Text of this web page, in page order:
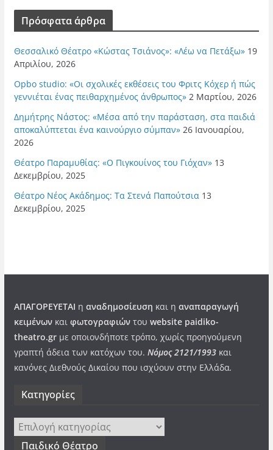
Πρόσφατα άρθρα
Θεσσαλικό Θέατρο «Κώστας Τσιάνος»: «Λέω να Πετάξω» 19
Απριλίου, 2026
Opbo studio: «Οι σχολικές εκθέσεις του Φριτς Κόχερ ή πώς
γεννιέται ένας πειθαρχημένος άνθρωπος» 2 Μαρτίου, 2026
Δημήτρης Νάστος: «Μέσα από την παράσταση, στα παιδιά
αποκαλύπτεται ένα καινούργιο σύμπαν» 26 Ιανουαρίου,
2026
Θέατρο Παραμυθίας: «Ο Πιγκουίνος του Γιόχαν» 13
Δεκεμβρίου, 2025
Θέατρο Νέος Ακάδημος: Τα Στενά Παπούτσια 13
Δεκεμβρίου, 2025
ΑΠΑΓΟΡΕΥΕΤΑΙ η αναδημοσίευση και η αναπαραγωγή
κειμένωνκαι φωτογραφιώντου website paidiko-
theatro.grμε οποιονδήποτε τρόπο, χωρίς προηγούμενη
γραπτή άδεια των κατόχων του. Νόμος 2121/1993και
κανόνες Διεθνούς Δικαίου που ισχύουν στην Ελλάδα.
Kατηγορίες
Kατηγορίες
Παιδικό Θέατρο